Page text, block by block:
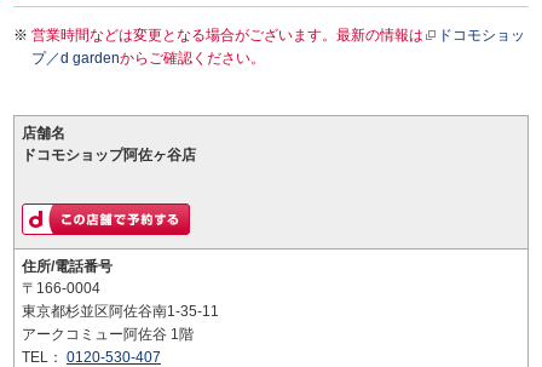
営業時間などは変更となる場合がございます。最新の情報は
ドコモショッ
プ／d gardenからご確認ください。
店舗名
ドコモショップ阿佐ヶ谷店
住所/電話番号
〒166-0004
東京都杉並区阿佐谷南1-35-11
アークコミュー阿佐谷 1階
TEL： 0120-530-407